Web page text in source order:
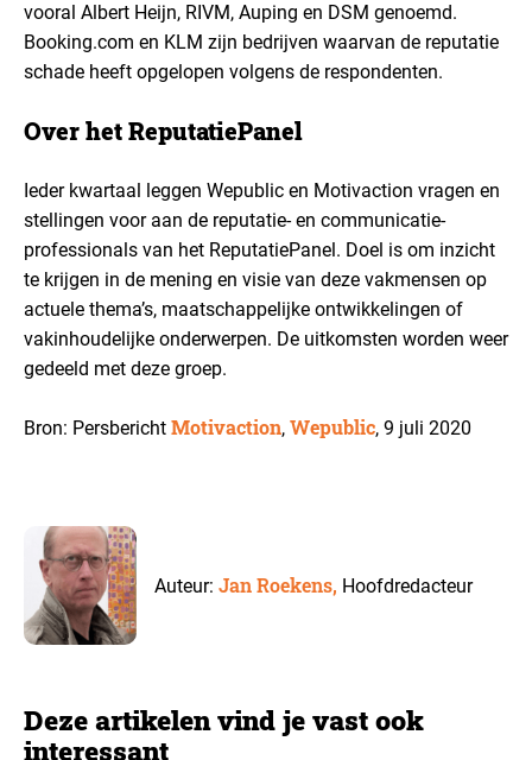
vooral Albert Heijn, RIVM, Auping en DSM genoemd.
Booking.com en KLM zijn bedrijven waarvan de reputatie
schade heeft opgelopen volgens de respondenten.
Over het ReputatiePanel
Ieder kwartaal leggen Wepublic en Motivaction vragen en
stellingen voor aan de reputatie- en communicatie-
professionals van het ReputatiePanel. Doel is om inzicht
te krijgen in de mening en visie van deze vakmensen op
actuele thema’s, maatschappelijke ontwikkelingen of
vakinhoudelijke onderwerpen. De uitkomsten worden weer
gedeeld met deze groep.
Bron: Persbericht Motivaction, Wepublic, 9 juli 2020
Auteur:Jan Roekens, Hoofdredacteur
Deze artikelen vind je vast ook
interessant